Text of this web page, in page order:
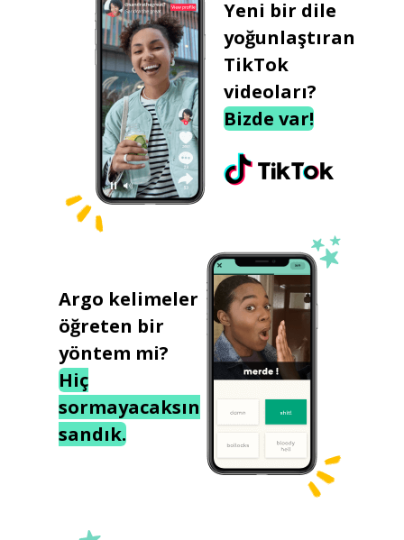
Yeni bir dile
yoğunlaştıran
TikTok
videoları?
Bizde var!
Argo kelimeler
öğreten bir
yöntem mi?
Hiç
sormayacaksın
sandık.